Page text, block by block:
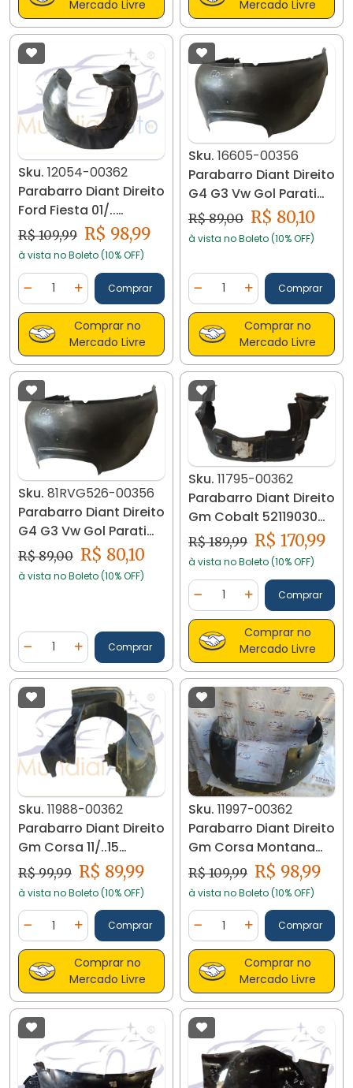
Mercado Livre
Mercado Livre
Sku. 12054-00362
Parabarro Diant Direito
Ford Fiesta 01/..
96fg16114 12054
R$ 109,99 R$ 98,99
à vista no Boleto (10% OFF)
Diminuir Quantidade
Quantidade
Adicionar Quantidade
Comprar
Comprar no
Mercado Livre
Sku. 16605-00356
Parabarro Diant Direito
G4 G3 Vw Gol Parati
2011/08 16605
R$ 89,00 R$ 80,10
à vista no Boleto (10% OFF)
Diminuir Quantidade
Quantidade
AdicionarComprar
Comprar no
Mercado Livre
Sku. 81RVG526-00356
Parabarro Diant Direito
G4 G3 Vw Gol Parati
2011/08 16605
R$ 89,00 R$ 80,10
à vista no Boleto (10% OFF)
Diminuir Quantidade
Quantidade
Adicionar Quantidade
Comprar
Sku. 11795-00362
Parabarro Diant Direito
Gm Cobalt 52119030
11795
R$ 189,99 R$ 170,99
à vista no Boleto (10% OFF)
Diminuir Quantidade
Quantidade
AdicionarComprar
Comprar no
Mercado Livre
Sku. 11988-00362
Parabarro Diant Direito
Gm Corsa 11/..15
5485065 11988
R$ 99,99 R$ 89,99
à vista no Boleto (10% OFF)
Diminuir Quantidade
Quantidade
Adicionar Quantidade
Comprar
Comprar no
Mercado Livre
Sku. 11997-00362
Parabarro Diant Direito
Gm Corsa Montana
933321435 11977
R$ 109,99 R$ 98,99
à vista no Boleto (10% OFF)
Diminuir Quantidade
Quantidade
AdicionarComprar
Comprar no
Mercado Livre